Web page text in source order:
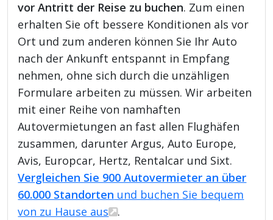
vor Antritt der Reise zu buchen. Zum einen
erhalten Sie oft bessere Konditionen als vor
Ort und zum anderen können Sie Ihr Auto
nach der Ankunft entspannt in Empfang
nehmen, ohne sich durch die unzähligen
Formulare arbeiten zu müssen. Wir arbeiten
mit einer Reihe von namhaften
Autovermietungen an fast allen Flughäfen
zusammen, darunter Argus, Auto Europe,
Avis, Europcar, Hertz, Rentalcar und Sixt.
Vergleichen Sie 900 Autovermieter an über
60.000 Standorten und buchen Sie bequem
von zu Hause aus
.